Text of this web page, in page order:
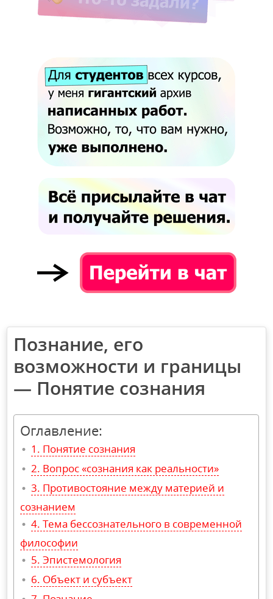
Познание, его
возможности и границы
— Понятие сознания
Оглавление:
Понятие сознания
Вопрос «сознания как реальности»
Противостояние между материей и
сознанием
Тема бессознательного в современной
философии
Эпистемология
Объект и субъект